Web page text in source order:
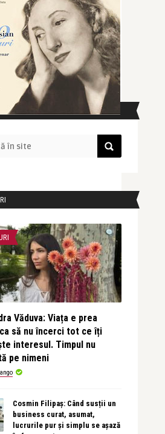
Văduva: Viața e prea
să nu încerci tot ce îți
interesul. Timpul nu
pe nimeni
Cosmin Filipaș: Când susții un
business curat, asumat,
lucrurile pur și simplu se așază